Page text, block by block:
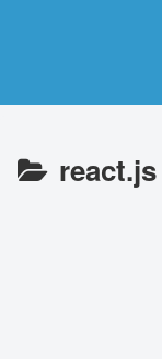
react.js